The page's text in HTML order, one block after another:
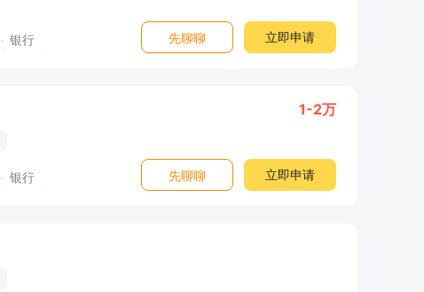
银行 先聊聊 立即申请
银行
1-2万
先聊聊 立即申请